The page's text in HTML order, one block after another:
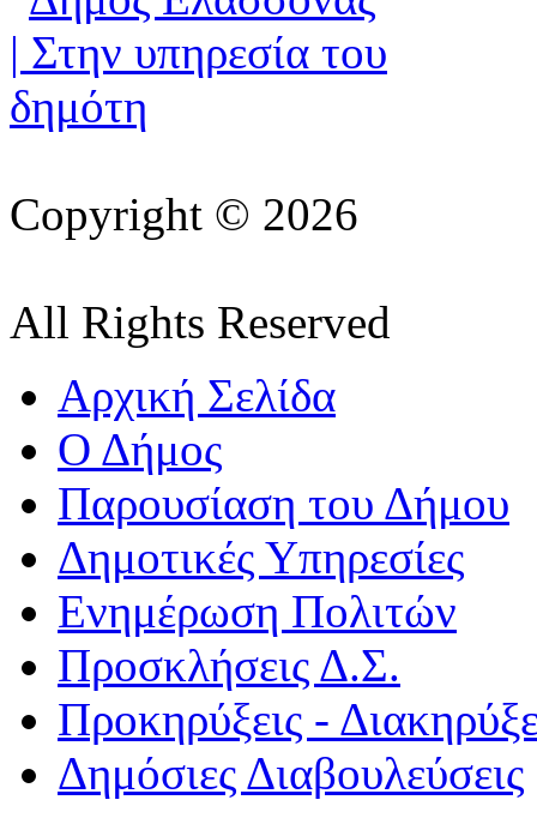
Copyright © 2026
All Rights Reserved
Αρχική Σελίδα
Ο Δήμος
Παρουσίαση του Δήμου
Δημοτικές Υπηρεσίες
Ενημέρωση Πολιτών
Προσκλήσεις Δ.Σ.
Προκηρύξεις -
Δημόσιες Διαβουλεύσεις